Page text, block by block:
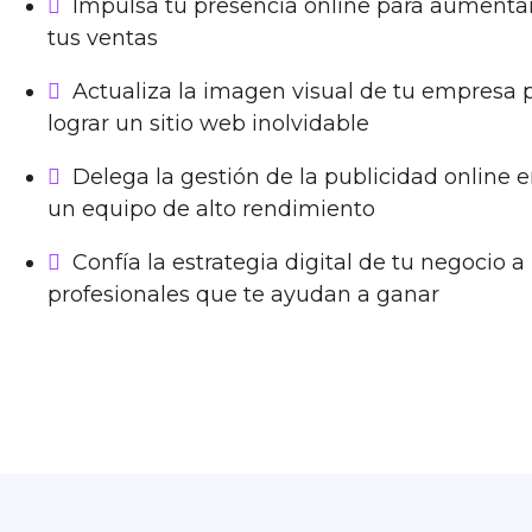
Impulsa tu presencia online para
tus ventas
Actualiza la imagen visual de tu empresa
lograr un sitio web inolvidable
Delega la gestión de la publicidad online
un equipo de alto rendimiento
Confía la estrategia digital de tu negocio a
profesionales que te ayudan a ganar